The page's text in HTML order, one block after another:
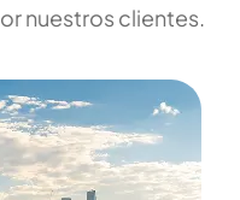
nuestros clientes.